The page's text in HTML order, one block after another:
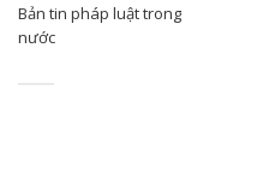
Bản tin pháp luật trong
nước